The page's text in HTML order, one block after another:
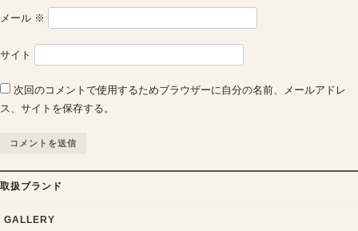
メール ※
サイト
次回のコメントで使用するためブラウザーに自分の名前、メールアドレ
ス、サイトを保存する。
取扱ブランド
GALLERY